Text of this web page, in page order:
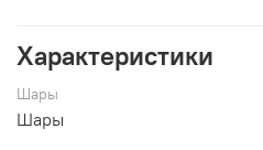
Характеристики
Шары
Шары